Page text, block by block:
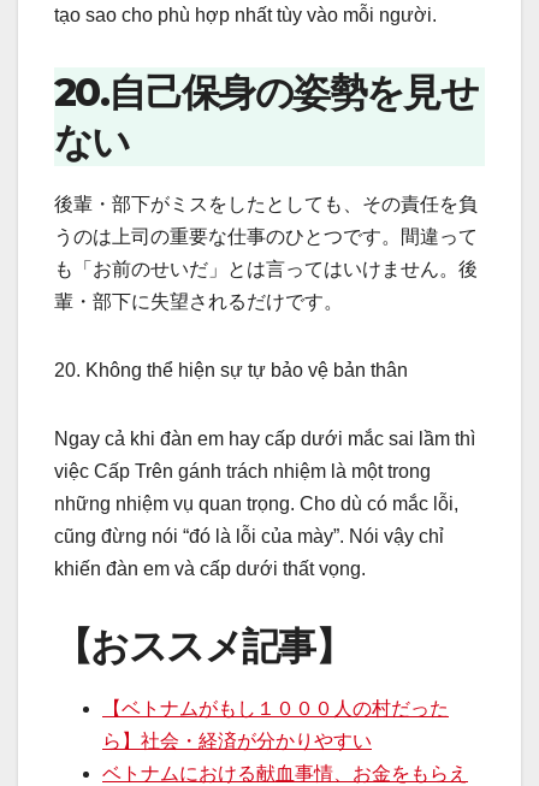
tạo sao cho phù hợp nhất tùy vào mỗi người.
20.自己保身の姿勢を見せ
ない
後輩・部下がミスをしたとしても、その責任を負
うのは上司の重要な仕事のひとつです。間違って
も「お前のせいだ」とは言ってはいけません。後
輩・部下に失望されるだけです。
20. Không thể hiện sự tự bảo vệ bản thân
Ngay cả khi đàn em hay cấp dưới mắc sai lầm thì
việc Cấp Trên gánh trách nhiệm là một trong
những nhiệm vụ quan trọng. Cho dù có mắc lỗi,
cũng đừng nói “đó là lỗi của mày”. Nói vậy chỉ
khiến đàn em và cấp dưới thất vọng.
【おススメ記事】
【ベトナムがもし１０００人の村だった
ら】社会・経済が分かりやすい
ベトナムにおける献血事情、お金をもらえ